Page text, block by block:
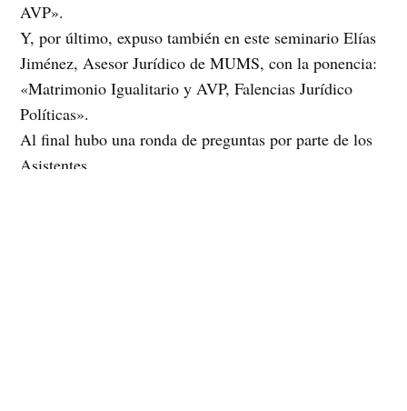
AVP».
Y, por último, expuso también en este seminario Elías
Jiménez, Asesor Jurídico de MUMS, con la ponencia:
«Matrimonio Igualitario y AVP, Falencias Jurídico
Políticas».
Al final hubo una ronda de preguntas por parte de los
Asistentes.